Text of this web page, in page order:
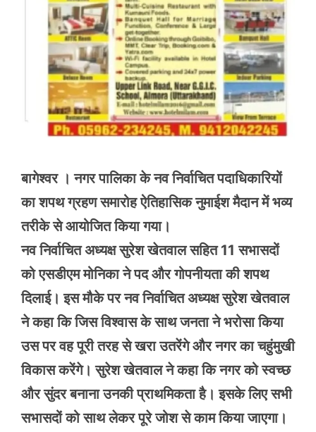
बागेश्वर । नगर पालिका के नव निर्वाचित पदाधिकारियों
का शपथ ग्रहण समारोह ऐतिहासिक नुमाईश मैदान में भव्य
तरीके से आयोजित किया गया।
नव निर्वाचित अध्यक्ष सुरेश खेतवाल सहित 11 सभासदों
को एसडीएम मोनिका ने पद और गोपनीयता की शपथ
दिलाई। इस मौके पर नव निर्वाचित अध्यक्ष सुरेश खेतवाल
ने कहा कि जिस विश्वास के साथ जनता ने भरोसा किया
उस पर वह पूरी तरह से खरा उतरेंगे और नगर का चहुंमुखी
विकास करेंगे। सुरेश खेतवाल ने कहा कि नगर को स्वच्छ
और सुंदर बनाना उनकी प्राथमिकता है। इसके लिए सभी
सभासदों को साथ लेकर पूरे जोश से काम किया जाएगा।